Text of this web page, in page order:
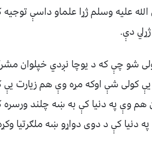
الله علیه وسلم ژړا علماو داسې
دې.
شو چې که د یوچا نږدي خپلوان
یې کولی شې اوکه مړه وې هم زیارت
هم وې په دنیا کې به ښه چلند ورسره
دنیا کې د دوی دواړو ښه ملګرتیا